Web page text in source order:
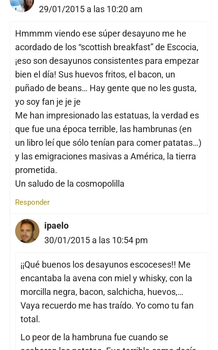
29/01/2015 a las 10:20 am
Hmmmm viendo ese súper desayuno me he
acordado de los “scottish breakfast” de Escocia,
¡eso son desayunos consistentes para empezar
bien el día! Sus huevos fritos, el bacon, un
puñado de beans… Hay gente que no les gusta,
yo soy fan je je je
Me han impresionado las estatuas, la verdad es
que fue una época terrible, las hambrunas (en
un libro leí que sólo tenían para comer patatas…)
y las emigraciones masivas a América, la tierra
prometida.
Un saludo de la cosmopolilla
Responder
ipaelo
30/01/2015 a las 10:54 pm
¡¡Qué buenos los desayunos escoceses!! Me
encantaba la avena con miel y whisky, con la
morcilla negra, bacon, salchicha, huevos,…
Vaya recuerdo me has traído. Yo como tu fan
total.
Lo peor de la hambruna fue cuando se